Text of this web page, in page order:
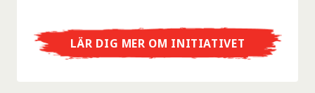
LÄR DIG MER OM INITIATIVET